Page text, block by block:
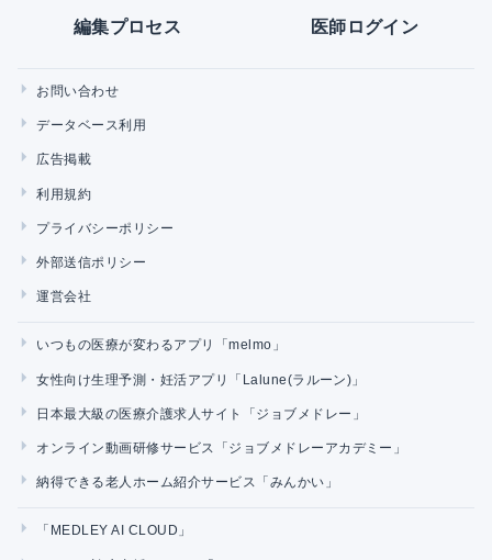
編集プロセス 医師ログイン
お問い合わせ
データベース利用
広告掲載
利用規約
プライバシーポリシー
外部送信ポリシー
運営会社
いつもの医療が変わるアプリ「melmo」
女性向け生理予測・妊活アプリ「Lalune(ラルーン)」
日本最大級の医療介護求人サイト「ジョブメドレー」
オンライン動画研修サービス「ジョブメドレーアカデミー」
納得できる老人ホーム紹介サービス「みんかい」
「MEDLEY AI CLOUD」